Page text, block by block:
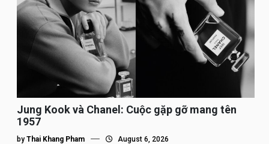
Jung Kook và Chanel: Cuộc gặp gỡ mang tên
1957
by Thai Khang Pham August 6, 2026